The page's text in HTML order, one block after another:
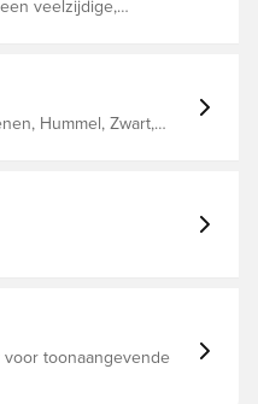
een veelzijdige,
ritssluiting. Compleet
met ritssluiting
Hummel, Zwart,
toonaangevende